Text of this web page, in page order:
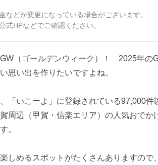
などが変更になっている場合がございます。
式HPなどでご確認ください。
（ゴールデンウィーク）！ 2025年の
思い出を作りたいですよね。
「いこーよ」に登録されている97,000件
賀周辺（甲賀・信楽エリア）の人気おでか
。
しめるスポットがたくさんありますので